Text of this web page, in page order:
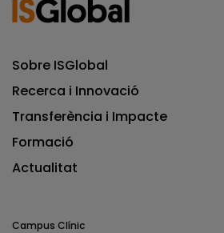
Sobre ISGlobal
Recerca i Innovació
Transferència i Impacte
Formació
Actualitat
Campus Clínic